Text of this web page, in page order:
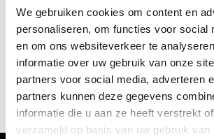
We gebruiken cookies om content en
personaliseren, om functies voor social
en om ons websiteverkeer te
informatie over uw gebruik van onze
partners voor social media, adverteren
partners kunnen deze gegevens
informatie die u aan ze heeft verstrekt
verzameld op basis van uw gebruik van
Is Hoofddorp een plaats waar je rond kunt
Loop (in gedachten) maar even mee langs
verbaas je over wat er te zien is. Hier, op de
droog gepompte Haarlemmermeer, stichtten
dorpje. Op het kruispunt van twee vaarten.
het. Het Hoofddorp van nu met